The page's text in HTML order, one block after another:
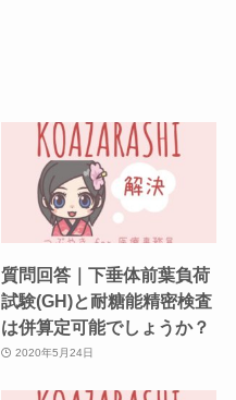
質問回答｜下垂体前葉負荷
試験(GH)と耐糖能精密検査
は併算定可能でしょうか？
2020年5月24日